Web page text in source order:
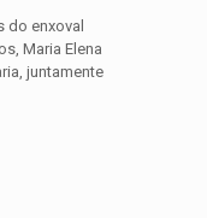
do enxoval
Maria Elena
juntamente